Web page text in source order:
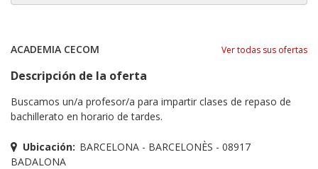
ACADEMIA CECOM Ver todas sus ofertas
Descripción de la oferta
Buscamos un/a profesor/a para impartir clases de repaso de
bachillerato en horario de tardes.
Ubicación: BARCELONA - BARCELONÈS - 08917
BADALONA